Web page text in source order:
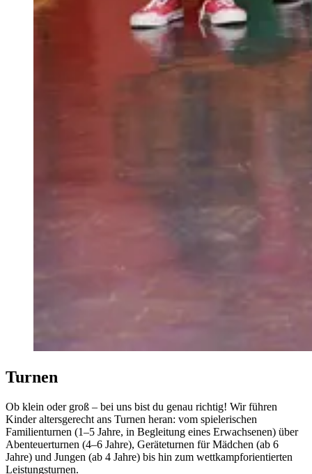
Turnen
Ob klein oder groß – bei uns bist du genau richtig! Wir führen
Kinder altersgerecht ans Turnen heran: vom spielerischen
Familienturnen (1–5 Jahre, in Begleitung eines Erwachsenen) über
Abenteuerturnen (4–6 Jahre), Geräteturnen für Mädchen (ab 6
Jahre) und Jungen (ab 4 Jahre) bis hin zum wettkampforientierten
Leistungsturnen.